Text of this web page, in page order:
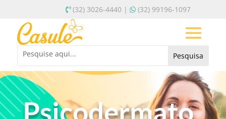
(32) 3026-4440 | (32) 99196-1097
Psicodermato